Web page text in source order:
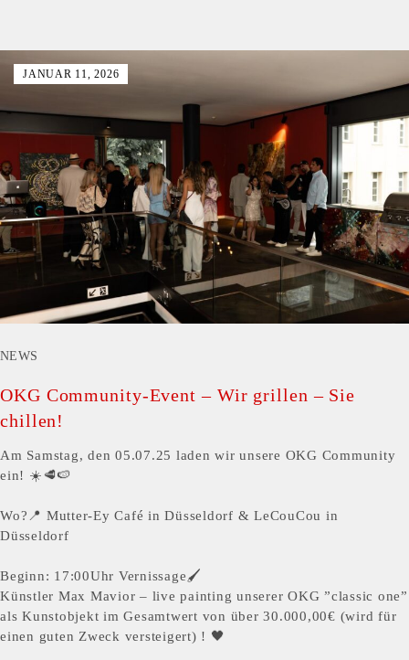
JANUAR 11, 2026
NEWS
OKG Community-Event – Wir grillen – Sie
chillen!
Am Samstag, den 05.07.25 laden wir unsere OKG Community
ein! ☀️🥩🍉
Wo?📍 Mutter-Ey Café in Düsseldorf & LeCouCou in
Düsseldorf
Beginn: 17:00Uhr Vernissage🖌️
Künstler Max Mavior – live painting unserer OKG ”classic one”
als Kunstobjekt im Gesamtwert von über 30.000,00€ (wird für
einen guten Zweck versteigert) ! 🖤